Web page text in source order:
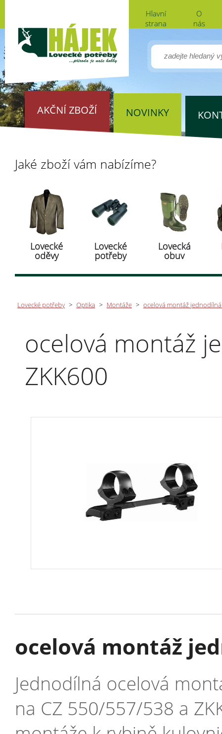
Hlavní
strana
O
nás
AKČNÍ ZBOŽÍ NOVINKY
Jaké zboží vám nabízíme?
Lovecké
oděvy
Lovecké
potřeby
Lovecká
obuv
Lovecké potřeby > Optika > Montáže > ocelová montáž jednodílná
ocelová montáž
ZKK600
ocelová montáž
Jednodílná ocelová
na CZ 550/557/538 a